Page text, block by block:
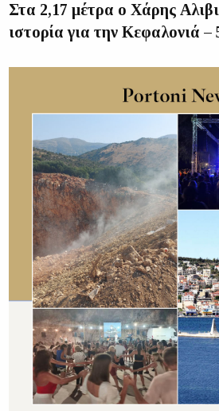
Στα 2,17 μέτρα ο Χάρης
ιστορία για την Κεφαλονιά